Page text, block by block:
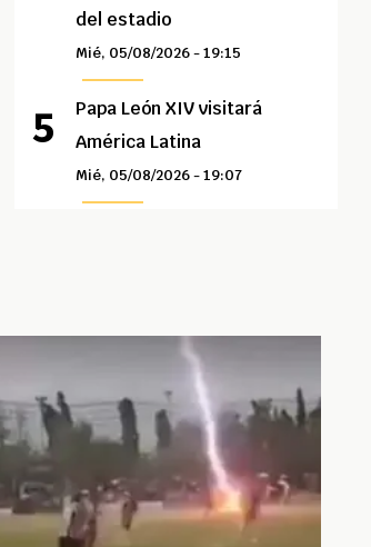
del estadio
Mié, 05/08/2026 - 19:15
Papa León XIV visitará
América Latina
Mié, 05/08/2026 - 19:07